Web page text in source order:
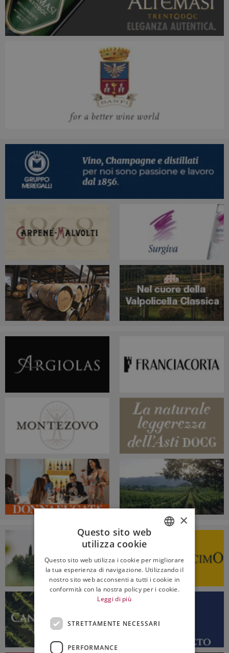
ENGLISH
×
Questo sito web
utilizza cookie
Questo sito web utilizza i cookie per migliorare
la tua esperienza di navigazione. Utilizzando il
nostro sito web acconsenti a tutti i cookie in
conformità con la nostra policy per i cookie.
Leggi di più
STRETTAMENTE NECESSARI
PERFORMANCE